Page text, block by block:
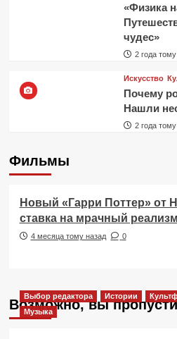
«Физика
чудес»
2 года
Искусство
Почему
Нашли
2 года
Фильмы
Фильмы
Новый «Гарри Поттер» от
ставка на мрачный реализм
4 месяца тому назад 0
Возможно, вы
Выбор редактора Истории
Музыка